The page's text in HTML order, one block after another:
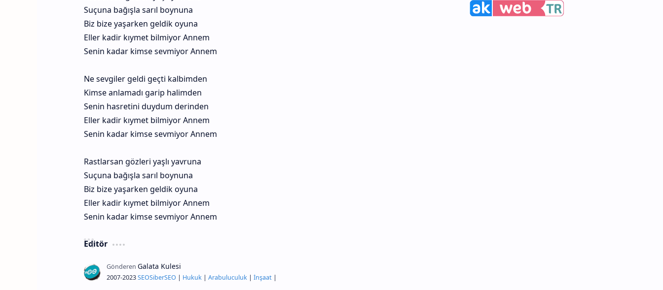
Suçuna bağışla sarıl boynuna
Biz bize yaşarken geldik oyuna
Eller kadir kıymet bilmiyor Annem
Senin kadar kimse sevmiyor Annem
Ne sevgiler geldi geçti kalbimden
Kimse anlamadı garip halimden
Senin hasretini duydum derinden
Eller kadir kıymet bilmiyor Annem
Senin kadar kimse sevmiyor Annem
Rastlarsan gözleri yaşlı yavruna
Suçuna bağışla sarıl boynuna
Biz bize yaşarken geldik oyuna
Eller kadir kıymet bilmiyor Annem
Senin kadar kimse sevmiyor Annem
Editör
2007-2023SEOSiberSEO | Hukuk| Arabuluculuk| İnşaat|